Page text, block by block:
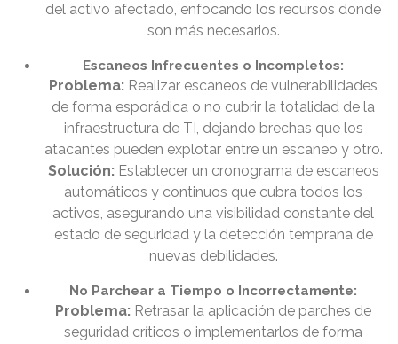
del activo afectado, enfocando los recursos donde
son más necesarios.
Escaneos Infrecuentes o Incompletos:
Problema: Realizar escaneos de vulnerabilidades
de forma esporádica o no cubrir la totalidad de la
infraestructura de TI, dejando brechas que los
atacantes pueden explotar entre un escaneo y otro.
Solución:Establecer un cronograma de escaneos
automáticos y continuos que cubra todos los
activos, asegurando una visibilidad constante del
estado de seguridad y la detección temprana de
nuevas debilidades.
No Parchear a Tiempo o Incorrectamente:
Problema: Retrasar la aplicación de parches de
seguridad críticos o implementarlos de forma